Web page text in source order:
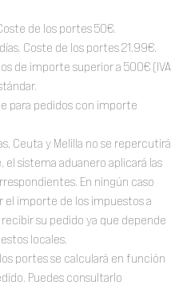
de los portes 50€.
Coste de los portes 21,99€.
de importe superior a 500€ (IVA
para pedidos con importe
Ceuta y Melilla no se repercutirá
el sistema aduanero aplicará las
En ningún caso
importe de los impuestos a
su pedido ya que depende
locales.
portes se calculará en función
Puedes consultarlo